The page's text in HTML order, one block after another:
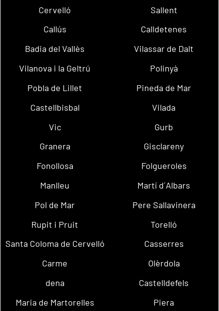
Cervelló
Sallent
Callús
Calldetenes
Badia del Vallès
Vilassar de Dalt
Vilanova i la Geltrú
Polinyà
Pobla de Lillet
Pineda de Mar
Castellbisbal
Vilada
Vic
Gurb
Granera
Gisclareny
Fonollosa
Folgueroles
Manlleu
Martí d´Albars
Pol de Mar
Pere Sallavinera
Rupit i Pruit
Torelló
Santa Coloma de Cervelló
Casserres
Carme
Olèrdola
dena
Castelldefels
Maria de Martorelles
Piera